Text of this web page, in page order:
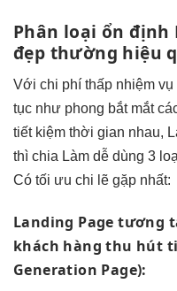
Phân loạiổn định
đẹp thường hiệu
Với chi phí thấp nhiệm vụ
tục như phong bắt mắt
tiết kiệm thời gian nhau,
thì chia Làm dễ dùng 3
Có tối ưu chi lẽ gặp nhất:
Landing Pagetương
khách hàngthu hút
Generation Page):